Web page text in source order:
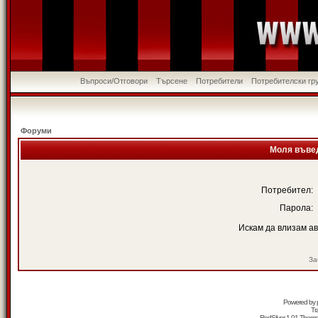
Въпроси/Отговори Търсене Потребители Потребителски
Форуми
Моля
Потребител:
Парола:
Искам да влизам
Powered by